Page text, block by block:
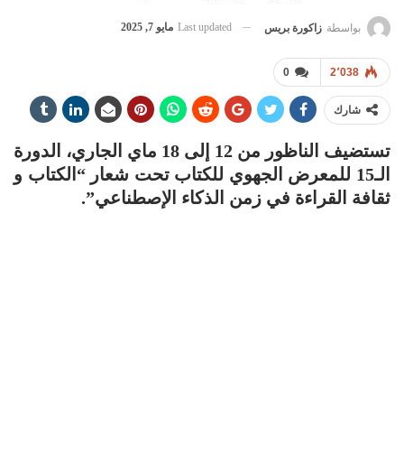
بواسطة زاكورة بريس Last updated مايو 7, 2025
0 2٬038
شارك
تستضيف الناظور من 12 إلى 18 ماي الجاري، الدورة
الـ15 للمعرض الجهوي للكتاب تحت شعار “الكتاب و
ثقافة القراءة في زمن الذكاء الإصطناعي”.